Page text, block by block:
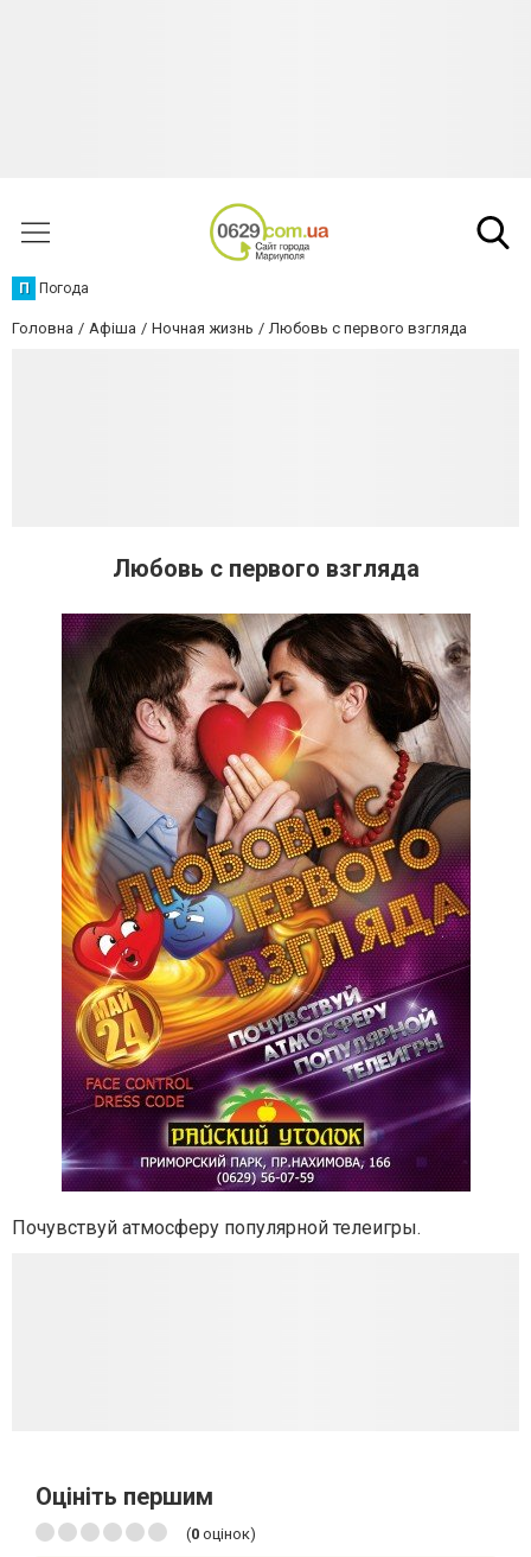
П Погода
Головна Афіша Ночная жизнь Любовь с первого взгляда
Любовь с первого взгляда
Почувствуй атмосферу популярной телеигры.
Оцініть першим
(0 оцінок)